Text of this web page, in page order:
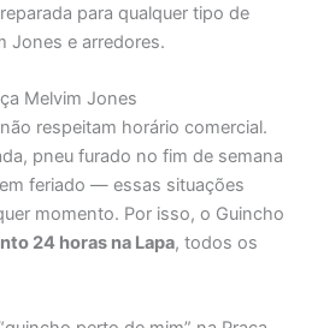
para qualquer tipo de
Jones e arredores.
Melvim Jones
respeitam horário comercial.
pneu furado no fim de semana
feriado — essas situações
momento. Por isso, o Guincho
24 horas na Lapa, todos os